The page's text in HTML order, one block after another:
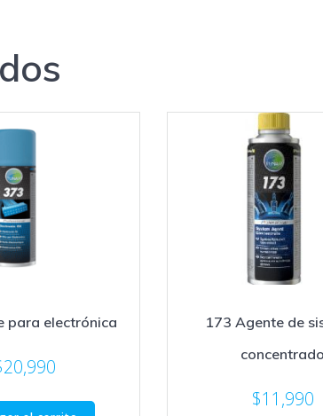
para electrónica
20,990
173 Agente de
concentrado
$11,990